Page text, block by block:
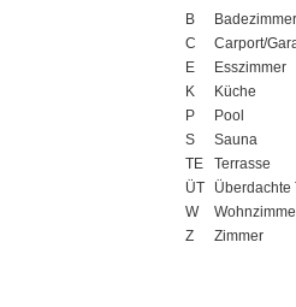
B
Badezimmer
C
Carport/
E
Esszimmer
K
Küche
P
Pool
S
Sauna
TE
Terrasse
ÜT
Überdachte
W
Z
Zimmer